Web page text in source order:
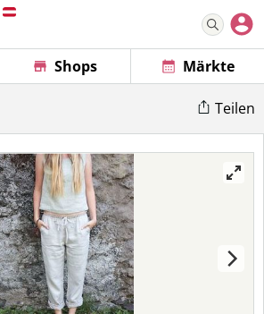
Shops Märkte
Teilen